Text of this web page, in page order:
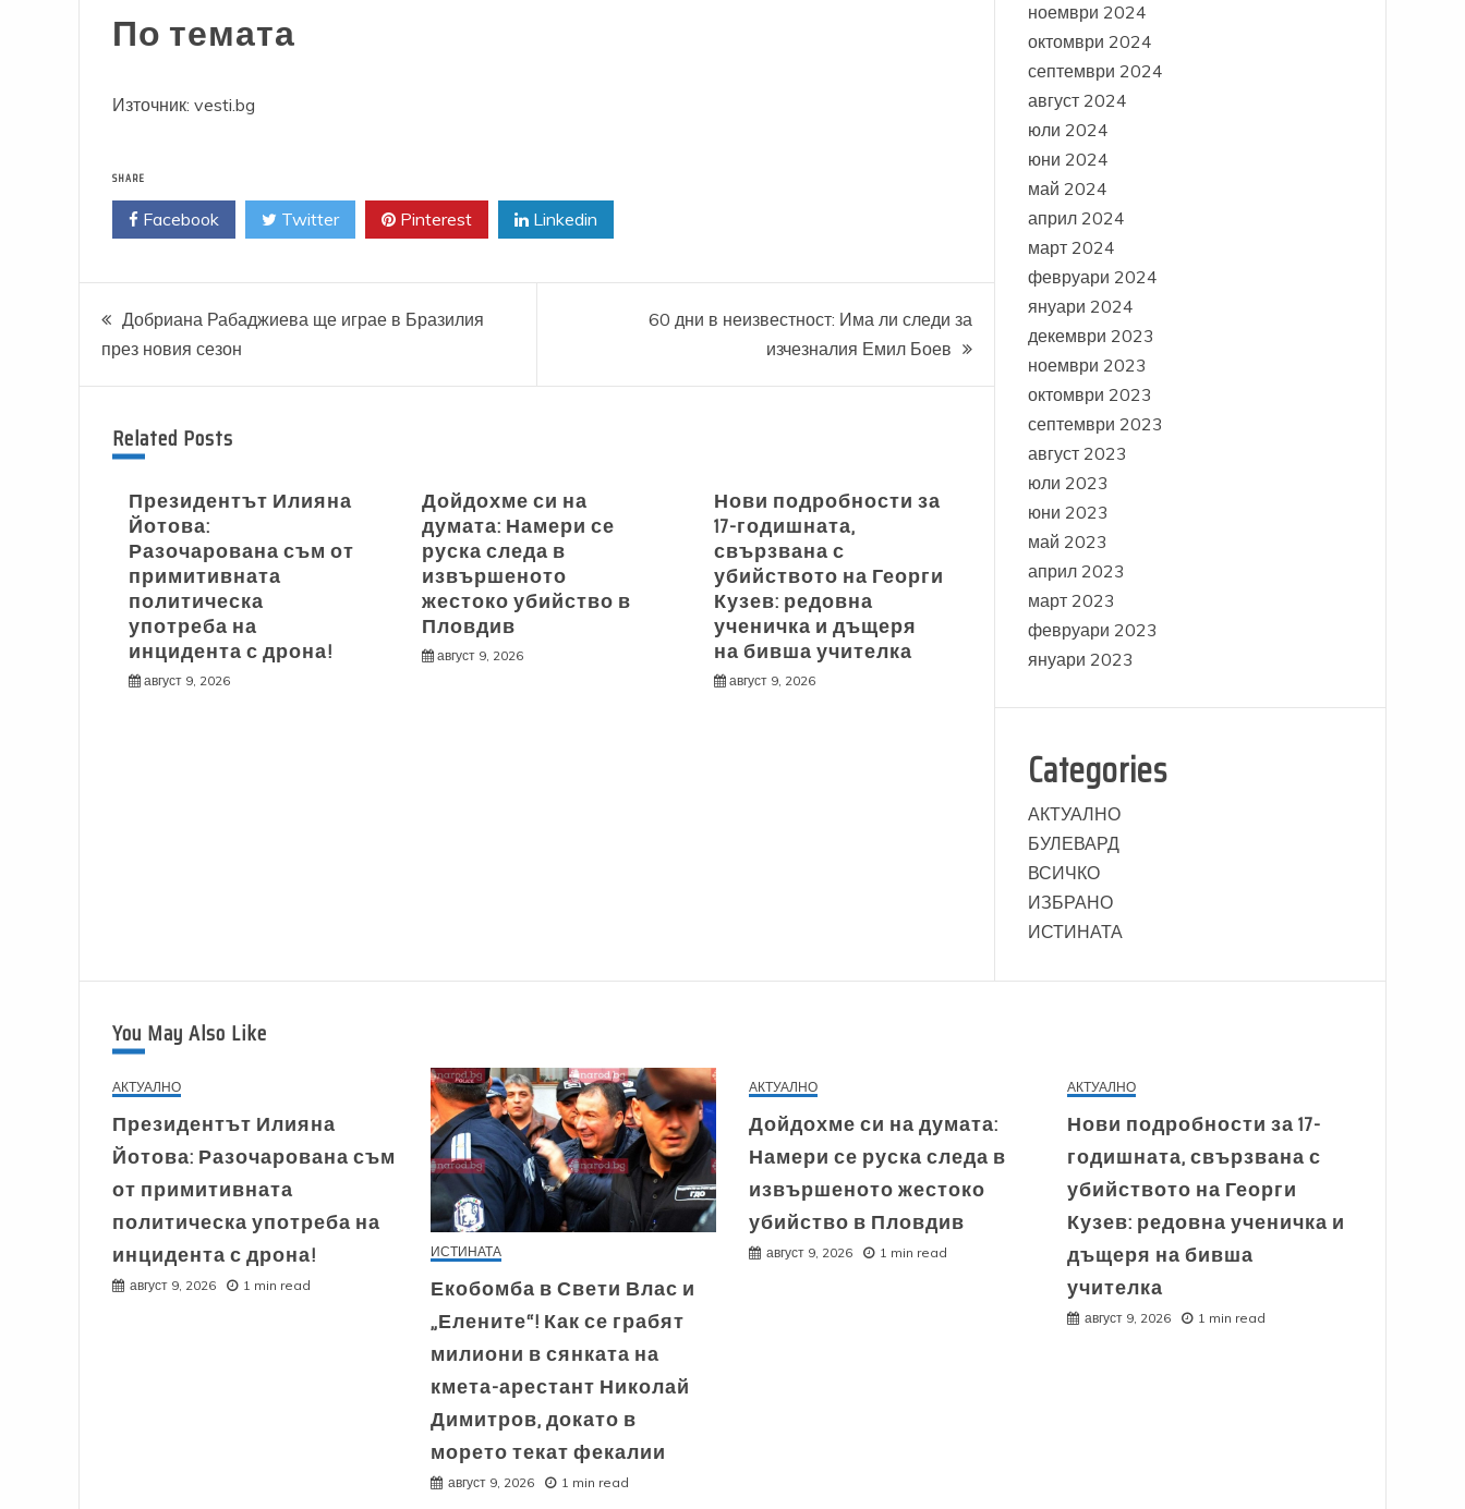
По темата
Източник: vesti.bg
SHARE
Facebook Twitter Pinterest Linkedin
Навигация
Добриана Рабаджиева ще играе в Бразилия
през новия сезон
60 дни в неизвестност: Има ли следи за
изчезналия Емил Боев
Related Posts
Президентът Илияна
Йотова:
Разочарована съм от
примитивната
политическа
употреба на
инцидента с дрона!
август 9, 2026
Дойдохме си на
думата: Намери се
руска следа в
извършеното
жестоко убийство в
Пловдив
август 9, 2026
Нови подробности за
17-годишната,
свързвана с
убийството на Георги
Кузев: редовна
ученичка и дъщеря
на бивша учителка
август 9, 2026
ноември 2024
октомври 2024
септември 2024
август 2024
юли 2024
юни 2024
май 2024
април 2024
март 2024
февруари 2024
януари 2024
декември 2023
ноември 2023
октомври 2023
септември 2023
август 2023
юли 2023
юни 2023
май 2023
април 2023
март 2023
февруари 2023
януари 2023
Categories
АКТУАЛНО
БУЛЕВАРД
ВСИЧКО
ИЗБРАНО
ИСТИНАТА
You May Also Like
АКТУАЛНО
Президентът Илияна
Йотова: Разочарована съм
от примитивната
политическа употреба на
инцидента с дрона!
август 9, 2026 1 min read
ИСТИНАТА
Екобомба в Свети Влас и
„Елените“! Как се грабят
милиони в сянката на
кмета-арестант Николай
Димитров, докато в
морето текат фекалии
август 9, 2026 1 min read
АКТУАЛНО
Дойдохме си на думата:
Намери се руска следа в
извършеното жестоко
убийство в Пловдив
август 9, 2026 1 min read
АКТУАЛНО
Нови подробности за 17-
годишната, свързвана с
убийството на Георги
Кузев: редовна ученичка и
дъщеря на бивша
учителка
август 9, 2026 1 min read